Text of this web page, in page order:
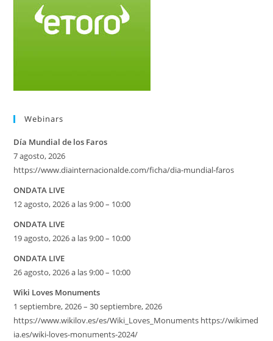
Webinars
Día Mundial de los Faros
7 agosto, 2026
https://www.diainternacionalde.com/ficha/dia-mundial-faros
ONDATA LIVE
12 agosto, 2026 a las 9:00 – 10:00
ONDATA LIVE
19 agosto, 2026 a las 9:00 – 10:00
ONDATA LIVE
26 agosto, 2026 a las 9:00 – 10:00
Wiki Loves Monuments
1 septiembre, 2026 – 30 septiembre, 2026
https://www.wikilov.es/es/Wiki_Loves_Monuments https://wikimed
ia.es/wiki-loves-monuments-2024/